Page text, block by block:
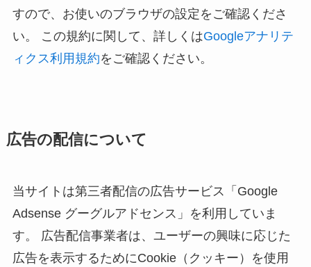
すので、お使いのブラウザの設定をご確認くださ
い。 この規約に関して、詳しくはGoogleアナリテ
ィクス利用規約をご確認ください。
広告の配信について
当サイトは第三者配信の広告サービス「Google
Adsense グーグルアドセンス」を利用していま
す。 広告配信事業者は、ユーザーの興味に応じた
広告を表示するためにCookie（クッキー）を使用